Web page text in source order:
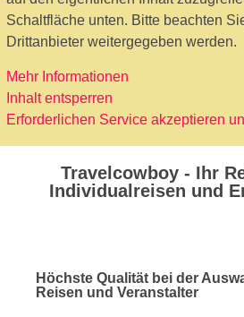
Schaltfläche unten. Bitte beachten
Drittanbieter weitergegeben werden.
Mehr Informationen
Inhalt entsperren
Erforderlichen Service akzeptieren
Travelcowboy - Ihr
Individualreisen und
Höchste Qualität bei der
Reisen und Veranstalter